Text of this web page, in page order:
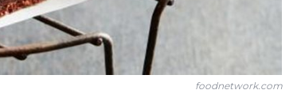
foodnetwork.com